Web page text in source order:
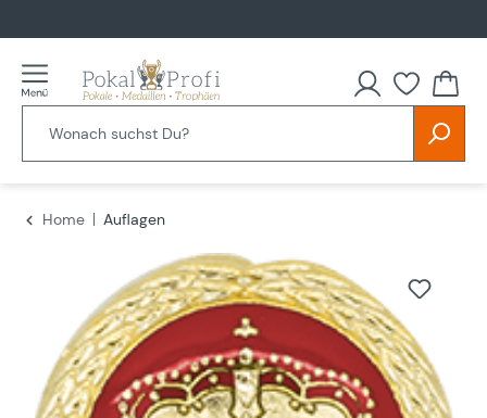
Home
Auflagen
Bildergalerie überspringen